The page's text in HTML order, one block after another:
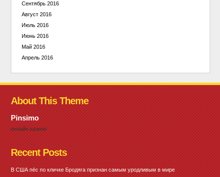
Сентябрь 2016
Август 2016
Июль 2016
Июнь 2016
Май 2016
Апрель 2016
About This Theme
Pinsimo
онлайн казино
Recent Posts
В США пёс по кличке Бродяга признан самым уродливым в мире